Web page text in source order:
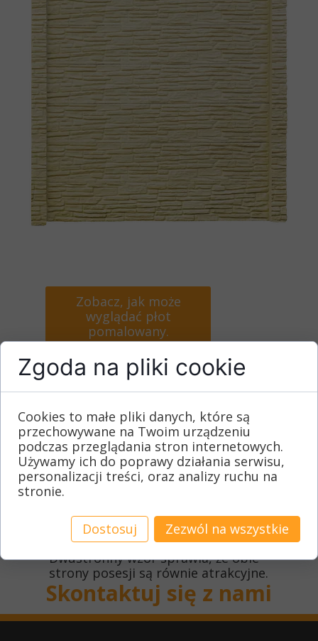
Skontaktuj się z nami
Zobacz, jak może
wyglądać płot
pomalowany.
Wzór, który łączy
nasze dwustronne
ogrodzenia betonowe.
To krótkie hasło podkreśla, że to
ogrodzenie nie tylko zapewnia
prywatność, ale także estetycznie
wygląda zarówno od strony
właściciela, jak i sąsiada.
Dwustronny wzór sprawia, że obie
strony posesji są równie atrakcyjne.
Zgoda na pliki cookie
Cookies to małe pliki danych, które są
przechowywane na Twoim urządzeniu
podczas przeglądania stron internetowych.
Używamy ich do poprawy działania serwisu,
personalizacji treści, oraz analizy ruchu na
stronie.
Dostosuj Zezwól na wszystkie